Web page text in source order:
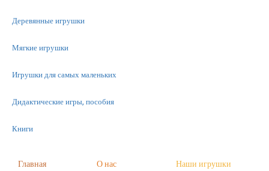
Деревянные игрушки
Мягкие игрушки
Игрушки для самых маленьких
Дидактические игры, пособия
Книги
Главная О нас
Наши игрушки